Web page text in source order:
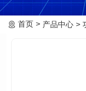
首页 产品中心